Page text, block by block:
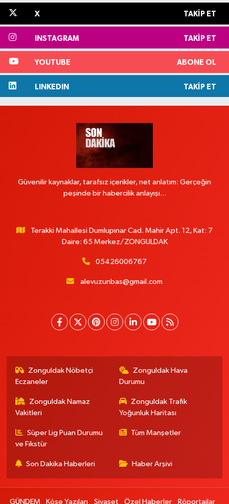
X TAKIP ET
INSTAGRAM TAKIP ET
YOUTUBE ABONE OL
LINKEDIN TAKIP ET
Güvenilir kaynaklar, tarafsız içerikler, net anlatım: Gerçeğin
peşinde bir habercilik anlayışı...
Terakki Mahallesi Dumlupınar Cad. Mahir Apt. 12, Kat: 7
Daire: 65 Merkez/ZONGULDAK
05426006767
alevuzunbas@gmail.com
Zonguldak Nöbetçi
Eczaneler
Zonguldak Hava
Durumu
Zonguldak Namaz
Vakitleri
Zonguldak Trafik
Yoğunluk Haritası
Süper Lig Puan Durumu
ve Fikstür
Tüm Manşetler
Son Dakika Haberleri Haber Arşivi
GÜNDEM Köşe Yazıları Siyaset Özel Haberler Röportajlar